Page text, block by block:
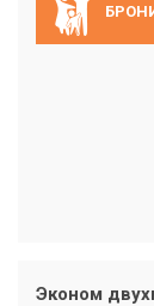
Эконом